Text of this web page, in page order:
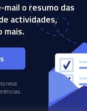
o resumo das
actividades,
mais.